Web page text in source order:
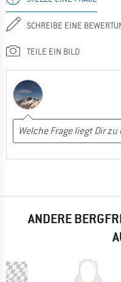
SCHREIBE EINE
TEILE EIN BILD
ANDERE